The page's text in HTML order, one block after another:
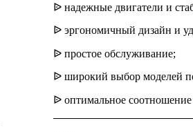
ᐉ надежные двигатели и
ᐉ эргономичный дизайн и
ᐉ простое обслуживание;
ᐉ широкий выбор моделей
ᐉ оптимальное